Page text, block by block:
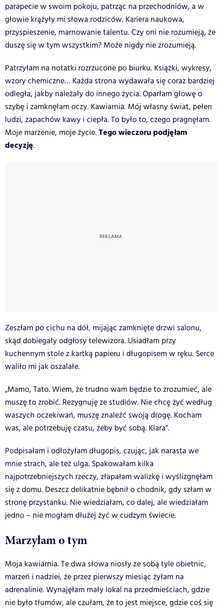
parapecie w swoim pokoju, patrząc na przechodniów, a w
głowie krążyły mi słowa rodziców. Kariera naukowa,
przyspieszenie, marnowanie talentu. Czy oni nie rozumieją, że
duszę się w tym wszystkim? Może nigdy nie zrozumieją.
Patrzyłam na notatki rozrzucone po biurku. Książki, wykresy,
wzory chemiczne… Każda strona wydawała się coraz bardziej
odległa, jakby należały do innego życia. Oparłam głowę o
szybę i zamknęłam oczy. Kawiarnia. Mój własny świat, pełen
ludzi, zapachów kawy i ciepła. To było to, czego pragnęłam.
Moje marzenie, moje życie.Tego wieczoru podjęłam
decyzję.
Zeszłam po cichu na dół, mijając zamknięte drzwi salonu,
skąd dobiegały odgłosy telewizora. Usiadłam przy
kuchennym stole z kartką papieru i długopisem w ręku. Serce
waliło mi jak oszalałe.
„Mamo, Tato. Wiem, że trudno wam będzie to zrozumieć, ale
muszę to zrobić. Rezygnuję ze studiów. Nie chcę żyć według
waszych oczekiwań, muszę znaleźć swoją drogę. Kocham
was, ale potrzebuję czasu, żeby być sobą. Klara”.
Podpisałam i odłożyłam długopis, czując, jak narasta we
mnie strach, ale też ulga. Spakowałam kilka
najpotrzebniejszych rzeczy, złapałam walizkę i wyślizgnęłam
się z domu. Deszcz delikatnie bębnił o chodnik, gdy szłam w
stronę przystanku. Nie wiedziałam, co dalej, ale wiedziałam
jedno – nie mogłam dłużej żyć w cudzym świecie.
Marzyłam o tym
Moja kawiarnia. Te dwa słowa niosły ze sobą tyle obietnic,
marzeń i nadziei, że przez pierwszy miesiąc żyłam na
adrenalinie. Wynajęłam mały lokal na przedmieściach, gdzie
nie było tłumów, ale czułam, że to jest miejsce, gdzie coś się